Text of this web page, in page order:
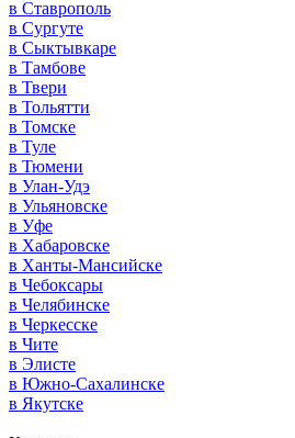
в Ставрополь
в Сургуте
в Сыктывкаре
в Тамбове
в Твери
в Тольятти
в Томске
в Туле
в Тюмени
в Улан-Удэ
в Ульяновске
в Уфе
в Хабаровске
в Ханты-Мансийске
в Чебоксары
в Челябинске
в Черкесске
в Чите
в Элисте
в Южно-Сахалинске
в Якутске